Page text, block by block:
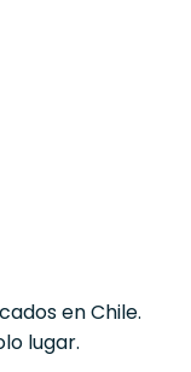
en Chile.
lugar.